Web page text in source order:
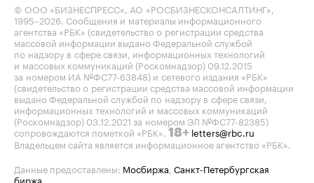
© ООО «БИЗНЕСПРЕСС», АО «РОСБИЗНЕСКОНСАЛТИНГ»,
1995–2026 . Сообщения и материалы информационного
агентства «РБК» (свидетельство о регистрации средства
массовой информации выдано Федеральной службой
по надзору в сфере связи, информационных технологий
и массовых коммуникаций (Роскомнадзор) 09.12.2015
за номером ИА №ФС77-63848) и сетевого издания «РБК»
(свидетельство о регистрации средства массовой информации
выдано Федеральной службой по надзору в сфере связи,
информационных технологий и массовых коммуникаций
(Роскомнадзор) 03.12.2021 за номером ЭЛ №ФС77-82385)
сопровождаются пометкой «РБК». 18+ letters@rbc.ru
Владельцем сайта является информационное агентство «РБК».
Данные предоставлены: Мосбиржа Санкт-Петербургская
биржа